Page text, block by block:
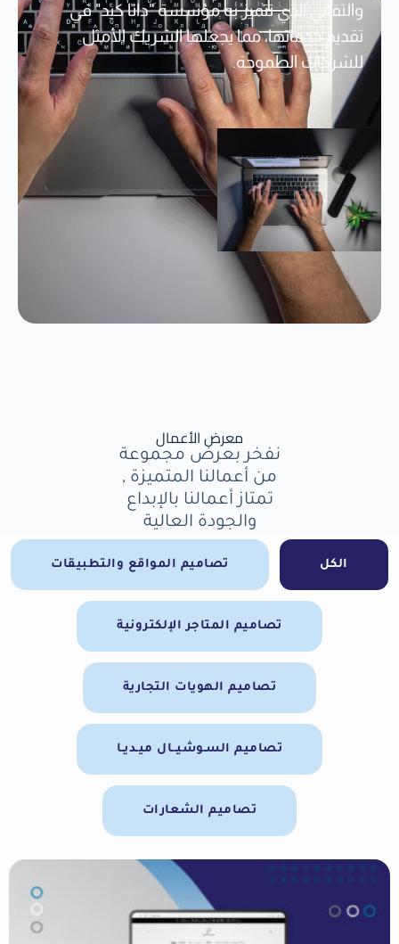
والتفاني الذي تتميز به مؤسسة "داتا كيد" في
تقديم خدماتها، مما يجعلها الشريك الأمثل
للشركات الطموحة.
معرض الأعمال
نفخر بعرض مجموعة
من أعمالنا المتميزة ,
تمتاز أعمالنا بالإبداع
والجودة العالية
الكل تصاميم المواقع والتطبيقات
تصاميم المتاجر الإلكترونية
تصاميم الهويات التجارية
تصاميم السـوشيــال ميـديـا
تصاميم الشعارات